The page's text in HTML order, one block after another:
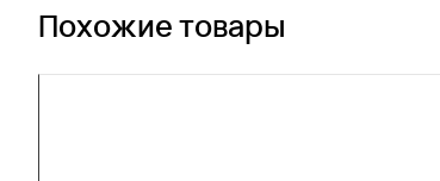
Похожие товары